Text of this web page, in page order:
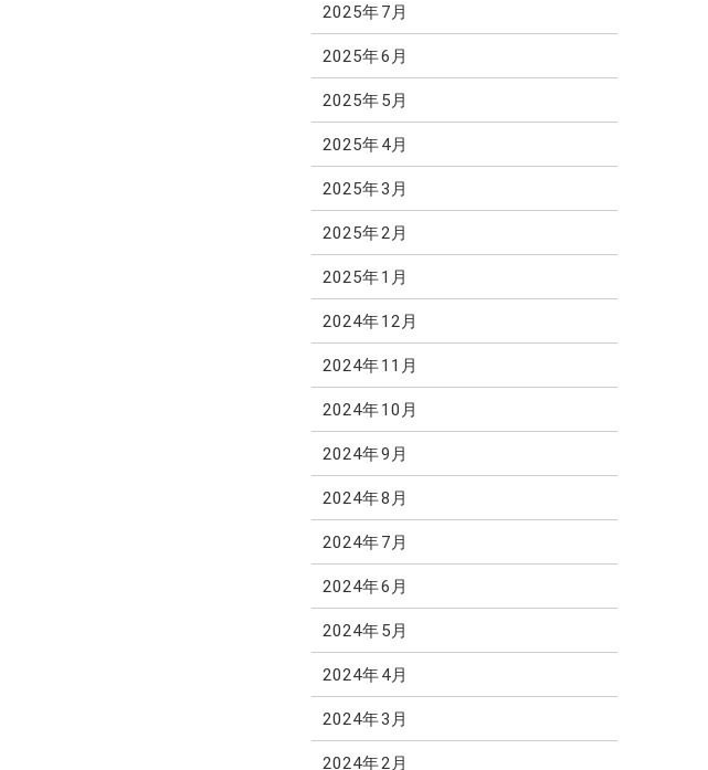
2025年7月
2025年6月
2025年5月
2025年4月
2025年3月
2025年2月
2025年1月
2024年12月
2024年11月
2024年10月
2024年9月
2024年8月
2024年7月
2024年6月
2024年5月
2024年4月
2024年3月
2024年2月